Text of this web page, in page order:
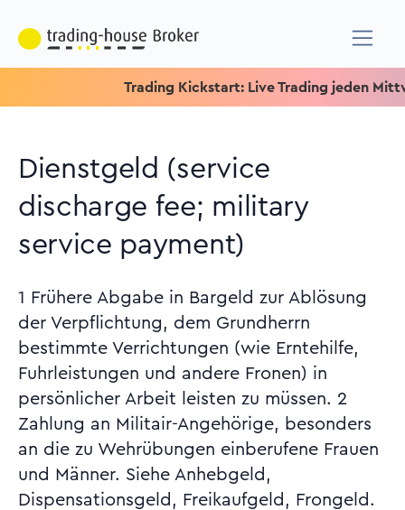
Trading Kickstart: Live Trading jeden
Dienstgeld (service
discharge fee; military
service payment)
1 Frühere Abgabe in Bargeld zur Ablösung
der Verpflichtung, dem Grundherrn
bestimmte Verrichtungen (wie Erntehilfe,
Fuhrleistungen und andere Fronen) in
persönlicher Arbeit leisten zu müssen. 2
Zahlung an Militair-Angehörige, besonders
an die zu Wehrübungen einberufene Frauen
und Männer. Siehe Anhebgeld,
Dispensationsgeld, Freikaufgeld, Frongeld.